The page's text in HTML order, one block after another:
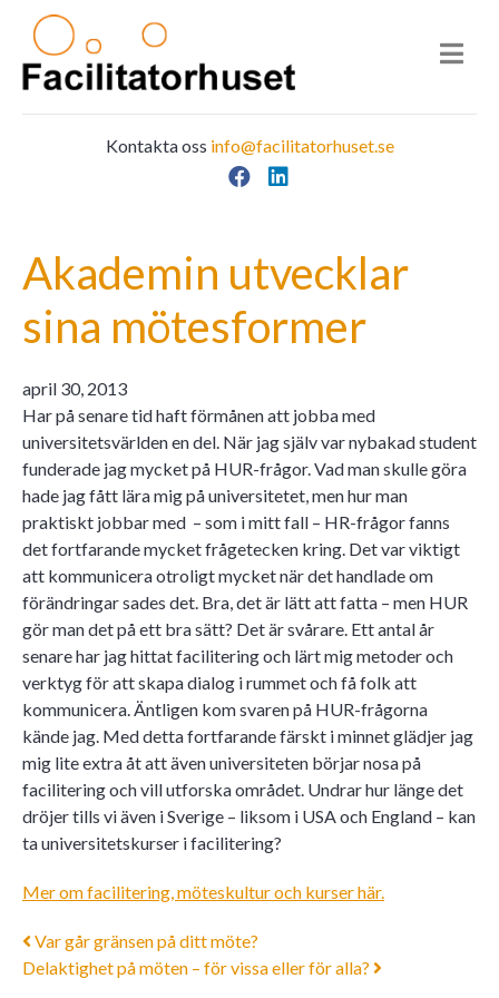
Kontakta oss info@facilitatorhuset.se
Facebook
LinkedIn
Akademin utvecklar
sina mötesformer
april 30, 2013
Har på senare tid haft förmånen att jobba med
universitetsvärlden en del. När jag själv var nybakad student
funderade jag mycket på HUR-frågor. Vad man skulle göra
hade jag fått lära mig på universitetet, men hur man
praktiskt jobbar med – som i mitt fall – HR-frågor fanns
det fortfarande mycket frågetecken kring. Det var viktigt
att kommunicera otroligt mycket när det handlade om
förändringar sades det. Bra, det är lätt att fatta – men HUR
gör man det på ett bra sätt? Det är svårare. Ett antal år
senare har jag hittat facilitering och lärt mig metoder och
verktyg för att skapa dialog i rummet och få folk att
kommunicera. Äntligen kom svaren på HUR-frågorna
kände jag. Med detta fortfarande färskt i minnet glädjer jag
mig lite extra åt att även universiteten börjar nosa på
facilitering och vill utforska området. Undrar hur länge det
dröjer tills vi även i Sverige – liksom i USA och England – kan
ta universitetskurser i facilitering?
Mer om facilitering, möteskultur och kurser här.
Post navigation
Var går gränsen på ditt möte?
Delaktighet på möten – för vissa eller för alla?